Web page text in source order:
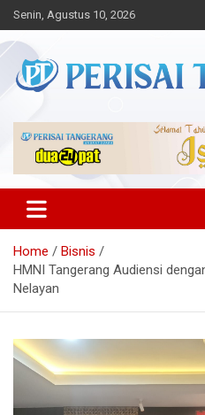
Skip
to
content
Senin, Agustus 10, 2026
Perisai
Suara
Home
Bisnis
HMNI Tangerang Audiensi
Nelayan